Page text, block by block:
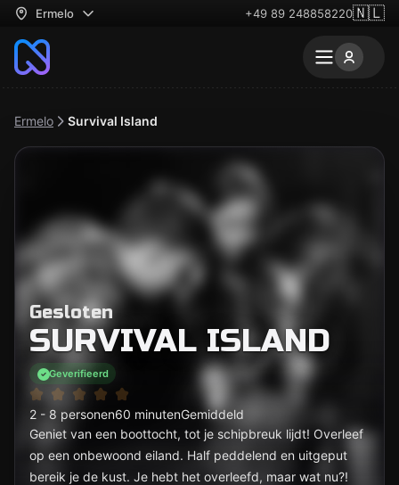
Ermelo +49 89 248858220🇳🇱
Ermelo Survival Island
Gesloten
SURVIVAL ISLAND
Geverifieerd
2 - 8 personen60 minutenGemiddeld
Geniet van een boottocht, tot je schipbreuk lijdt! Overleef
op een onbewoond eiland. Half peddelend en uitgeput
bereik je de kust. Je hebt het overleefd, maar wat nu?!